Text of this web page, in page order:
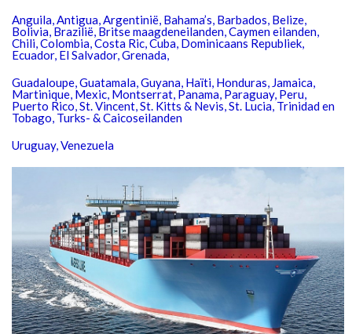
Anguila, Antigua, Argentinië, Bahama’s, Barbados, Belize,
Bolivia, Brazilië, Britse maagdeneilanden, Caymen eilanden,
Chili, Colombia, Costa Ric, Cuba, Dominicaans Republiek,
Ecuador, El Salvador, Grenada,
Guadaloupe, Guatamala, Guyana, Haïti, Honduras, Jamaica,
Martinique, Mexic, Montserrat, Panama, Paraguay, Peru,
Puerto Rico, St. Vincent, St. Kitts & Nevis, St. Lucia, Trinidad en
Tobago, Turks- & Caicoseilanden
Uruguay, Venezuela